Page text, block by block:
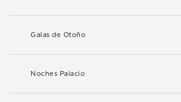
Galas de Otoño
Noches Palacio